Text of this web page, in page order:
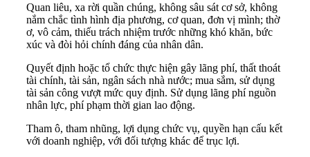
Quan liêu, xa rời quần chúng, không sâu sát cơ sở, không
nắm chắc tình hình địa phương, cơ quan, đơn vị mình; thờ
ơ, vô cảm, thiếu trách nhiệm trước những khó khăn, bức
xúc và đòi hỏi chính đáng của nhân dân.
Quyết định hoặc tổ chức thực hiện gây lãng phí, thất thoát
tài chính, tài sản, ngân sách nhà nước; mua sắm, sử dụng
tài sản công vượt mức quy định. Sử dụng lãng phí nguồn
nhân lực, phí phạm thời gian lao động.
Tham ô, tham nhũng, lợi dụng chức vụ, quyền hạn cấu kết
với doanh nghiệp, với đối tượng khác để trục lợi.